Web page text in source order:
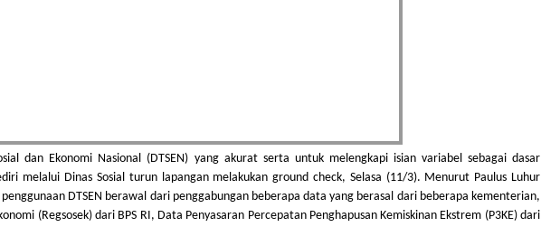
dan Ekonomi Nasional (DTSEN) yang akurat serta untuk melengkapi isian variabel sebagai dasar
melalui Dinas Sosial turun lapangan melakukan ground check, Selasa (11/3). Menurut Paulus Luhur
penggunaan DTSEN berawal dari penggabungan beberapa data yang berasal dari beberapa kementerian,
(Regsosek) dari BPS RI, Data Penyasaran Percepatan Penghapusan Kemiskinan Ekstrem (P3KE) dari